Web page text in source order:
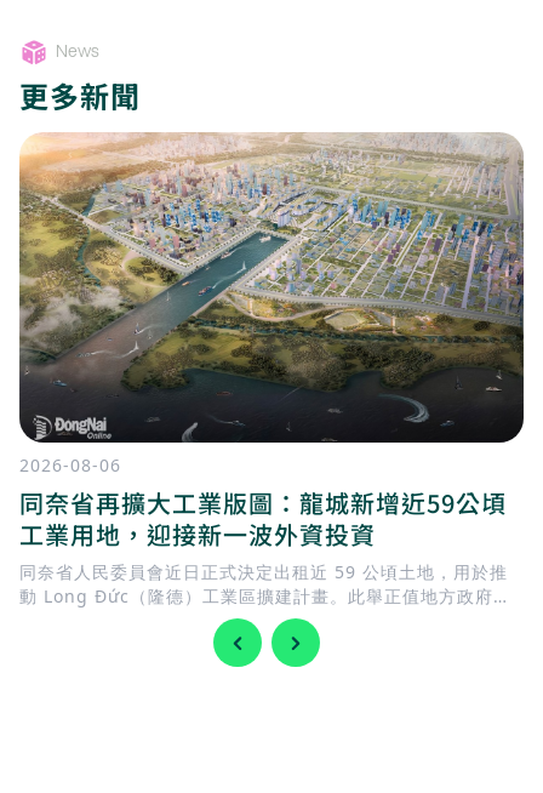
News
更多新聞
2026-08-06
同奈省再擴大工業版圖：龍城新增近59公頃
工業用地，迎接新一波外資投資
同奈省人民委員會近日正式決定出租近 59 公頃土地，用於推
動 Long Đức（隆德）工業區擴建計畫。此舉正值地方政府加
快完善基礎建設，迎接 隆城國際機場 即將投入營運，同時持續
擴充工業用地，以滿足國內外企業日益增加的投資需求。